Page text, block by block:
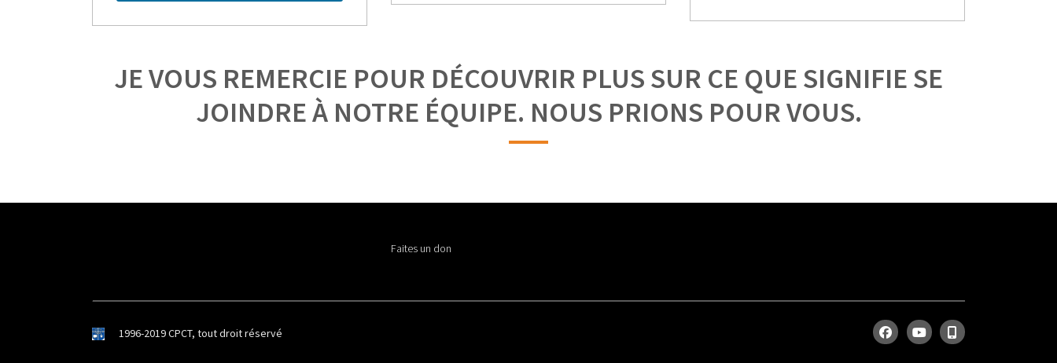
JE VOUS REMERCIE POUR DÉCOUVRIR PLUS SUR CE QUE SIGNIFIE SE
JOINDRE À NOTRE ÉQUIPE. NOUS PRIONS POUR VOUS.
Faites un don
1996-2019 CPCT, tout droit réservé